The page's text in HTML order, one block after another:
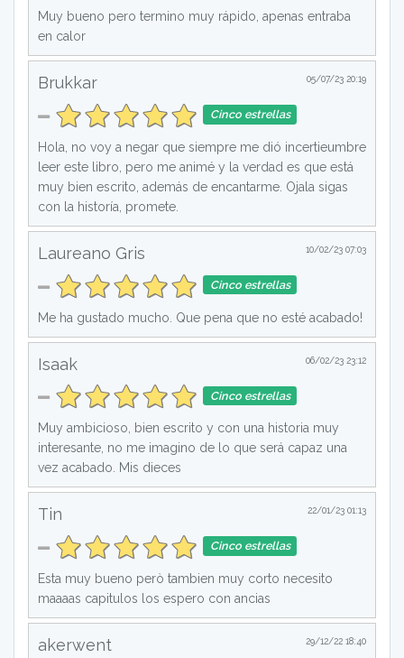
Muy bueno pero termino muy rápido, apenas entraba
en calor
05/07/23 20:19
Brukkar
Cinco estrellas
Hola, no voy a negar que siempre me dió incertieumbre
leer este libro, pero me animé y la verdad es que está
muy bien escrito, además de encantarme. Ojala sigas
con la historía, promete.
10/02/23 07:03
Laureano Gris
Cinco estrellas
Me ha gustado mucho. Que pena que no esté acabado!
06/02/23 23:12
Isaak
Cinco estrellas
Muy ambicioso, bien escrito y con una historia muy
interesante, no me imagino de lo que será capaz una
vez acabado. Mis dieces
22/01/23 01:13
Tin
Cinco estrellas
Esta muy bueno però tambien muy corto necesito
maaaas capitulos los espero con ancias
29/12/22 18:40
akerwent